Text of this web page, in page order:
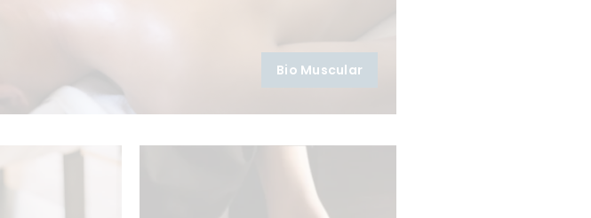
Bio Muscular